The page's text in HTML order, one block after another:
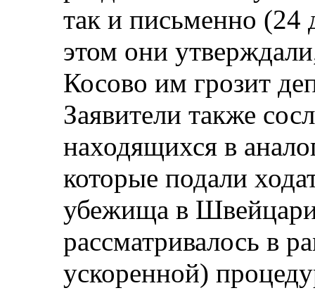
так и письменно (24
этом они
Косово им грозит
Заявители также
находящихся в
которые подали
убежища в
рассматривалось в
ускоренной)